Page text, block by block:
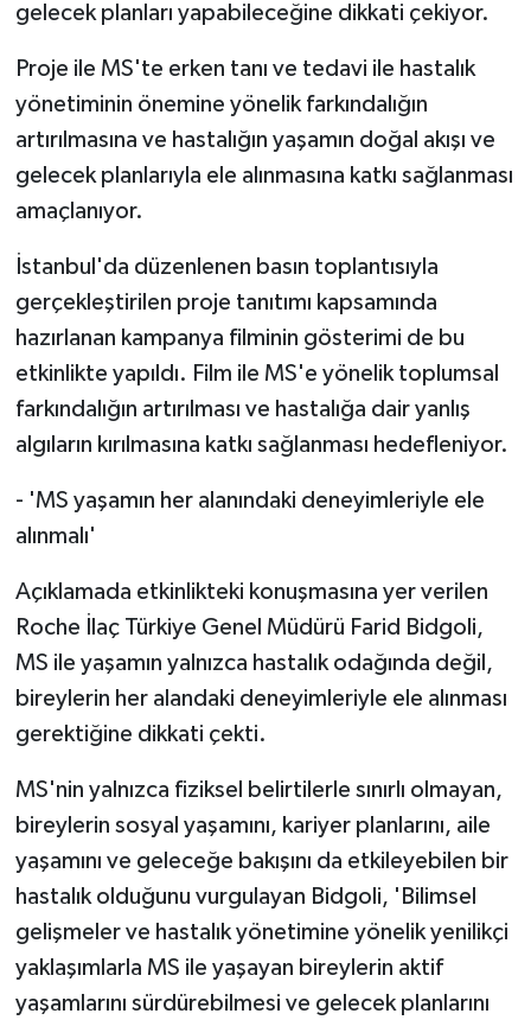
gelecek planları yapabileceğine dikkati çekiyor.
Proje ile MS'te erken tanı ve tedavi ile hastalık
yönetiminin önemine yönelik farkındalığın
artırılmasına ve hastalığın yaşamın doğal akışı ve
gelecek planlarıyla ele alınmasına katkı sağlanması
amaçlanıyor.
İstanbul'da düzenlenen basın toplantısıyla
gerçekleştirilen proje tanıtımı kapsamında
hazırlanan kampanya filminin gösterimi de bu
etkinlikte yapıldı. Film ile MS'e yönelik toplumsal
farkındalığın artırılması ve hastalığa dair yanlış
algıların kırılmasına katkı sağlanması hedefleniyor.
- 'MS yaşamın her alanındaki deneyimleriyle ele
alınmalı'
Açıklamada etkinlikteki konuşmasına yer verilen
Roche İlaç Türkiye Genel Müdürü Farid Bidgoli,
MS ile yaşamın yalnızca hastalık odağında değil,
bireylerin her alandaki deneyimleriyle ele alınması
gerektiğine dikkati çekti.
MS'nin yalnızca fiziksel belirtilerle sınırlı olmayan,
bireylerin sosyal yaşamını, kariyer planlarını, aile
yaşamını ve geleceğe bakışını da etkileyebilen bir
hastalık olduğunu vurgulayan Bidgoli, 'Bilimsel
gelişmeler ve hastalık yönetimine yönelik yenilikçi
yaklaşımlarla MS ile yaşayan bireylerin aktif
yaşamlarını sürdürebilmesi ve gelecek planlarını